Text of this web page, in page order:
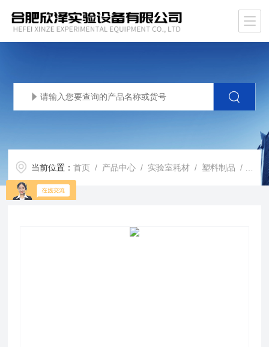
当前位置：首页 / 产品中心 / 实验室耗材 / 塑料制品 / XZ-SLDCG塑料螺口冻存管 带刻度冷冻细胞管